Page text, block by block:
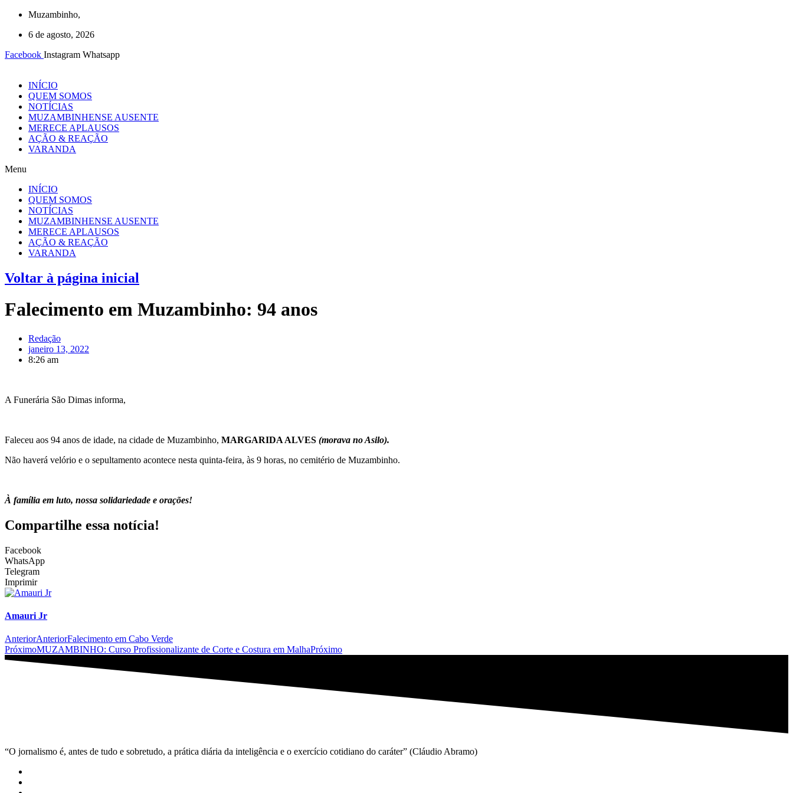
Muzambinho,
6 de agosto, 2026
Facebook Instagram Whatsapp
INÍCIO
QUEM SOMOS
NOTÍCIAS
MUZAMBINHENSE AUSENTE
MERECE APLAUSOS
AÇÃO & REAÇÃO
VARANDA
Menu
INÍCIO
QUEM SOMOS
NOTÍCIAS
MUZAMBINHENSE AUSENTE
MERECE APLAUSOS
AÇÃO & REAÇÃO
VARANDA
Voltar à página inicial
Falecimento em Muzambinho: 94 anos
Redação
janeiro 13, 2022
8:26 am
A Funerária São Dimas informa,
Faleceu aos 94 anos de idade, na cidade de Muzambinho, MARGARIDA ALVES (morava no Asilo).
Não haverá velório e o sepultamento acontece nesta quinta-feira, às 9 horas, no cemitério de Muzambinho.
À família em luto, nossa solidariedade e orações!
Compartilhe essa notícia!
Facebook
WhatsApp
Telegram
Imprimir
Amauri Jr
AnteriorAnteriorFalecimento em Cabo Verde
PróximoMUZAMBINHO: Curso Profissionalizante de Corte e Costura em MalhaPróximo
“O jornalismo é, antes de tudo e sobretudo, a prática diária da inteligência e o exercício cotidiano do caráter” (Cláudio Abramo)